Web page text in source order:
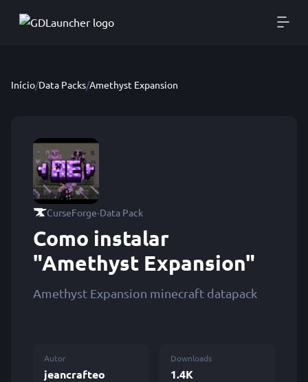
Início/Data Packs/Amethyst Expansion
CurseForge·Data Pack
Como instalar
"Amethyst Expansion"
Amethyst Expansion minecraft datapack
Autor
jeancrafteo
Downloads
1.4K